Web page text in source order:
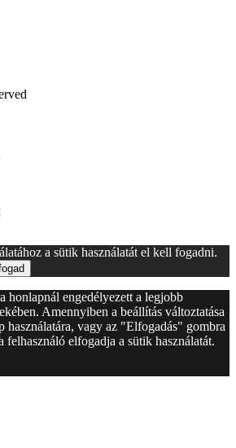
a sütik használatát el kell fogadni.
honlapnál engedélyezett a legjobb
Amennyiben a beállítás változtatása
használatára, vagy az "Elfogadás" gombra
felhasználó elfogadja a sütik használatát.